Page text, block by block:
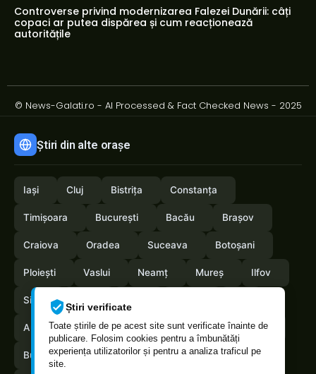
Știri verificate
Toate știrile de pe acest site sunt verificate înainte de
publicare. Folosim cookies pentru a îmbunătăți
experiența utilizatorilor și pentru a analiza traficul pe
site.
Controverse privind modernizarea Falezei Dunării: câți
copaci ar putea dispărea și cum reacționează
autoritățile
© News-Galati.ro - AI Processed & Fact Checked News - 2025
Știri din alte orașe
Iași Cluj Bistrița Constanța
Timișoara București Bacău Brașov
Craiova Oradea Suceava Botoșani
Ploiești Vaslui Neamț Mureș Ilfov
Sibiu
Arges Maramures Vrancea Satumare
Buzau Braila Calarasi Caras-Severin